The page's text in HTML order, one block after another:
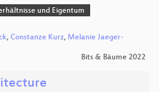
und Eigentum
, Constanze Kurz, Melanie Jaeger-
Bits & Bäume 2022